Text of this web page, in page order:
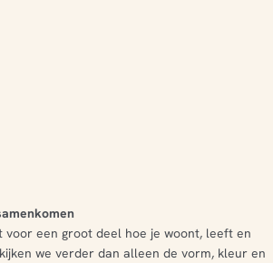
voor een groot deel hoe je woont, leeft en
we verder dan alleen de vorm, kleur en